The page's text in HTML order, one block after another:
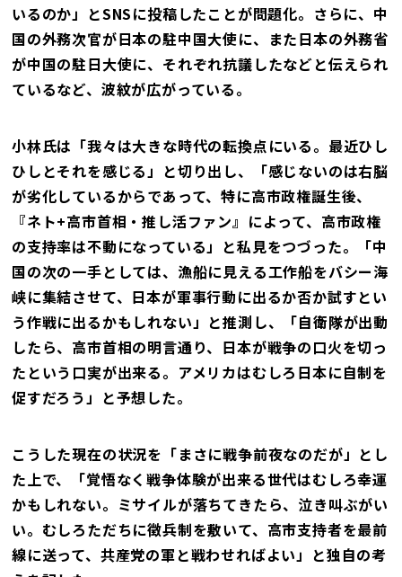
いるのか」とSNSに投稿したことが問題化。さらに、中
国の外務次官が日本の駐中国大使に、また日本の外務省
が中国の駐日大使に、それぞれ抗議したなどと伝えられ
ているなど、波紋が広がっている。
小林氏は「我々は大きな時代の転換点にいる。最近ひし
ひしとそれを感じる」と切り出し、「感じないのは右脳
が劣化しているからであって、特に高市政権誕生後、
『ネト+高市首相・推し活ファン』によって、高市政権
の支持率は不動になっている」と私見をつづった。「中
国の次の一手としては、漁船に見える工作船をバシー海
峡に集結させて、日本が軍事行動に出るか否か試すとい
う作戦に出るかもしれない」と推測し、「自衛隊が出動
したら、高市首相の明言通り、日本が戦争の口火を切っ
たという口実が出来る。アメリカはむしろ日本に自制を
促すだろう」と予想した。
こうした現在の状況を「まさに戦争前夜なのだが」とし
た上で、「覚悟なく戦争体験が出来る世代はむしろ幸運
かもしれない。ミサイルが落ちてきたら、泣き叫ぶがい
い。むしろただちに徴兵制を敷いて、高市支持者を最前
線に送って、共産党の軍と戦わせればよい」と独自の考